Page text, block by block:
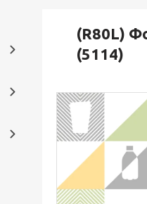
(R80L)
(5114)